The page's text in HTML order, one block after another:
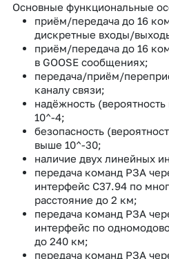
Основные функциональные
приём/передача до 16
дискретные входы/
приём/передача до 16
в GOOSE сообщениях;
передача/приём/
каналу связи;
надёжность
10^-4;
безопасность
выше 10^-30;
наличие двух линейных
передача команд РЗА
интерфейс С37.94 по
расстояние до 2 км;
передача команд РЗА
интерфейс по
до 240 км;
передача команд РЗА